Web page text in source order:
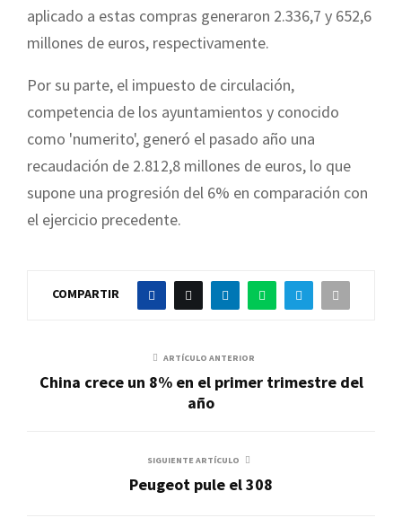
aplicado a estas compras generaron 2.336,7 y 652,6
millones de euros, respectivamente.
Por su parte, el impuesto de circulación,
competencia de los ayuntamientos y conocido
como 'numerito', generó el pasado año una
recaudación de 2.812,8 millones de euros, lo que
supone una progresión del 6% en comparación con
el ejercicio precedente.
COMPARTIR
ARTÍCULO ANTERIOR
China crece un 8% en el primer trimestre del
año
SIGUIENTE ARTÍCULO
Peugeot pule el 308